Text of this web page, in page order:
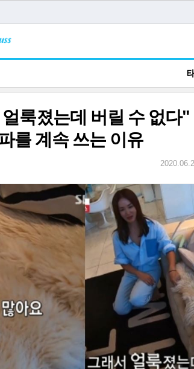
룩졌는데 버릴 수 없다
를 계속 쓰는 이유